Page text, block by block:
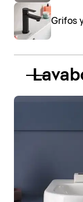
Grifos